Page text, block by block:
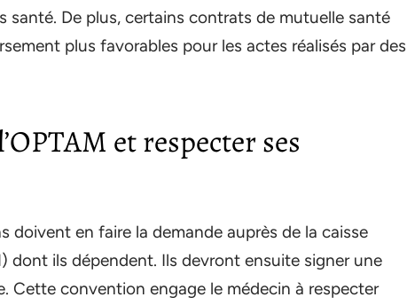
santé. De plus, certains contrats de mutuelle santé
plus favorables pour les actes réalisés par des
et respecter ses
doivent en faire la demande auprès de la caisse
dont ils dépendent. Ils devront ensuite signer une
Cette convention engage le médecin à respecter